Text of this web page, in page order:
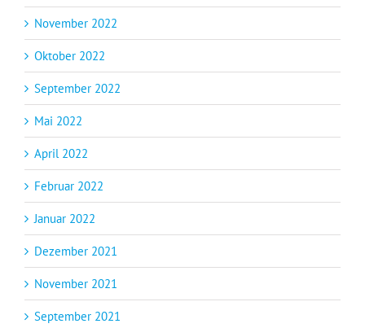
November 2022
Oktober 2022
September 2022
Mai 2022
April 2022
Februar 2022
Januar 2022
Dezember 2021
November 2021
September 2021